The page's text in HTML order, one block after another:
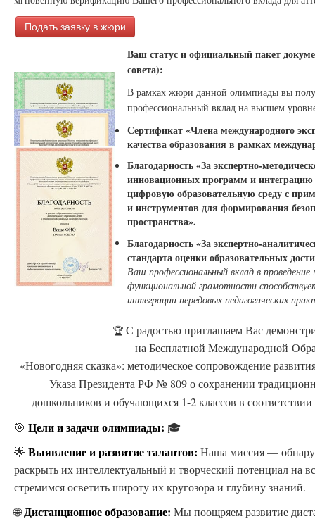
Подать заявку в жюри
Ваш статус и официальный пакет
совета):
В рамках жюри данной олимпиады вы
профессиональный вклад на высшем
Сертификат «Члена международного
качества образования в рамках
Благодарность «За экспертно-
инновационных программ и интеграцию
цифровую образовательную среду с
и инструментов для формирования
пространства».
Благодарность «За экспертно-
стандарта оценки образовательных
Ваш профессиональный вклад в
функциональной грамотности
интеграции передовых педагогических
🏆 С радостью приглашаем Вас
на Бесплатной Международной
«Новогодняя сказка»: методическое сопровождение
Указа Президента РФ № 809 о сохранении
дошкольников и обучающихся 1-2 классов в
🎯 Цели и задачи олимпиады: 🎓
🌟 Выявление и развитие талантов: Наша миссия —
раскрыть их интеллектуальный и творческий потенциал на
стремимся осветить широту их кругозора и глубину знаний.
🌐Дистанционное образование: Мы поощряем развитие